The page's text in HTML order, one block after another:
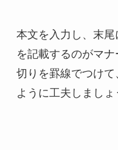
本文を入力し、末
を記載するのがマ
切りを罫線でつけ
ように工夫しましょ